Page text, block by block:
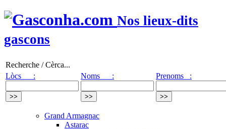
Nos lieux-dits
gascons
Recherche / Cèrca...
Lòcs :
Noms : Prenoms :
Grand Armagnac
Astarac